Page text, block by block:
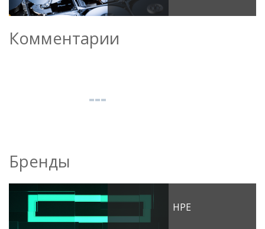
Комментарии
Бренды
HPE